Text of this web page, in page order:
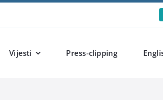
Vijesti Press-clipping